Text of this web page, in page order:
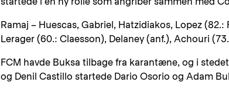
Ramaj – Huescas, Gabriel, Hatzidiakos, Lopez
Lerager (60.: Claesson), Delaney (anf.), Achouri
FCM havde Buksa tilbage fra karantæne, og i
og Denil Castillo startede Dario Osorio og Adam